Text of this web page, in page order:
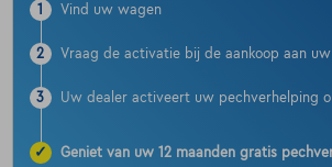
1 Vind uw wagen
2 Vraag de activatie bij de aankoop aan
3 Uw dealer activeert uw pechverhelping
✓
Geniet van uw 12 maanden gratis